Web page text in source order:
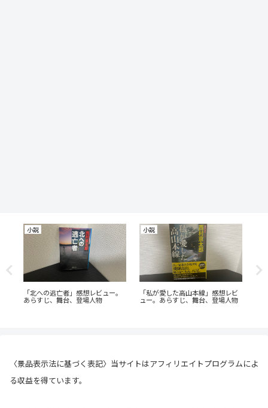
小説
「北への逃亡者」感想レビュー。
あらすじ、舞台、登場人物
小説
「私が愛した高山本線」感想レビ
ュー。あらすじ、舞台、登場人物
〈景品表示法に基づく表記〉当サイトはアフィリエイトプログラムによ
る収益を得ています。